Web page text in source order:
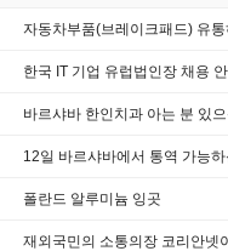
자동차부품(브레이크패드) 유
한국 IT 기업 유럽법인장 채용
바르샤바 한인치과 아는 분 있
12일 바르샤바에서 통역 가능
폴란드 알루미늄 잉곳
재외국민의 소통의장 코리안넷